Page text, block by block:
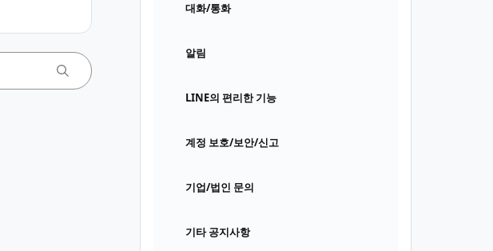
대화/통화
알림
LINE의 편리한 기능
계정 보호/보안/신고
기업/법인 문의
기타 공지사항